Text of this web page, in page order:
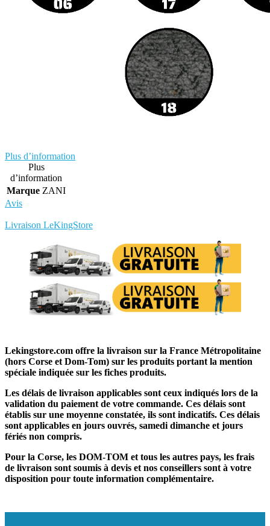
Plus d’information
Plus
d’information
Marque ZANI
Avis
Livraison LeKingStore
Lekingstore.com offre la livraison sur la France Métropolitaine
(hors Corse et Dom-Tom) sur les produits portant la mention
spéciale indiquée sur les fiches produits.
Les délais de livraison applicables sont ceux indiqués lors de la
validation du paiement de votre commande. Ces délais sont
établis sur une moyenne constatée, ils sont indicatifs. Ces délais
sont applicables en jours ouvrés, samedi dimanche et jours
fériés non compris.
Pour la Corse, les DOM-TOM et tous les autres pays, les frais
de livraison sont soumis à devis et nos conseillers sont à votre
disposition pour toute information complémentaire.